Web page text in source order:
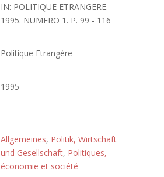
IN: POLITIQUE ETRANGERE.
1995. NUMERO 1. P. 99 - 116
Politique Etrangère
1995
Allgemeines, Politik, Wirtschaft
und Gesellschaft, Politiques,
économie et société